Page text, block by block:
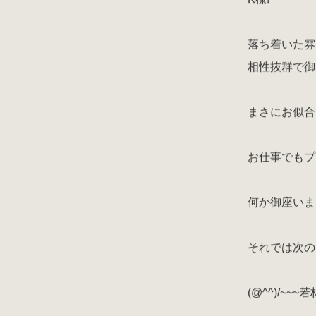
落ち着いた
相性抜群で
まさにお似
お仕事でも
何か御座い
それでは次
(@^^)/~~~若